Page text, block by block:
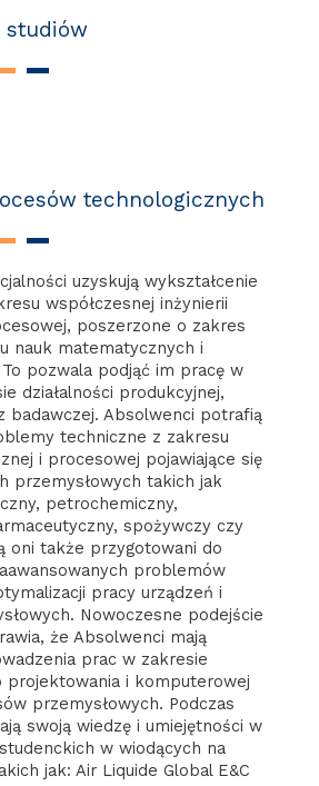
studiów
technologicznych
uzyskują wykształcenie
współczesnej inżynierii
poszerzone o zakres
nauk matematycznych i
pozwala podjąć im pracę w
działalności produkcyjnej,
badawczej. Absolwenci potrafią
techniczne z zakresu
i procesowej pojawiające się
przemysłowych takich jak
petrochemiczny,
spożywczy czy
oni także przygotowani do
problemów
pracy urządzeń i
Nowoczesne podejście
że Absolwenci mają
prac w zakresie
projektowania i komputerowej
przemysłowych. Podczas
swoją wiedzę i umiejętności w
w wiodących na
jak: Air Liquide Global E&C